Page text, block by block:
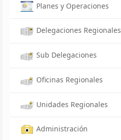
Planes y Operaciones
Delegaciones Regionales
Sub Delegaciones
Oficinas Regionales
Unidades Regionales
Administración